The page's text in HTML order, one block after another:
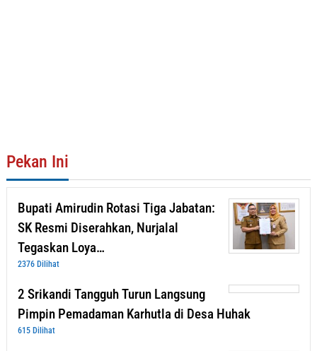
Pekan Ini
Bupati Amirudin Rotasi Tiga Jabatan:
SK Resmi Diserahkan, Nurjalal
Tegaskan Loya…
2376 Dilihat
2 Srikandi Tangguh Turun Langsung
Pimpin Pemadaman Karhutla di Desa Huhak
615 Dilihat